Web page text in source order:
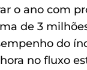
o ano com
de 3
do
no fluxo